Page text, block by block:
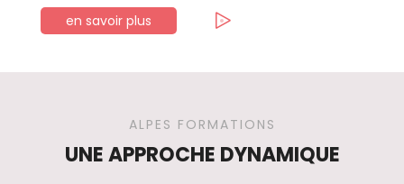
en savoir plus
ALPES FORMATIONS
UNE APPROCHE DYNAMIQUE